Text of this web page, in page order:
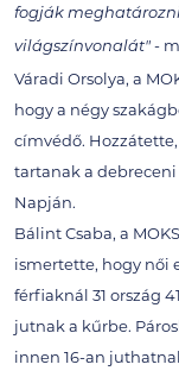
fogják
világszínvonalát" -
Váradi Orsolya, a
hogy a négy
címvédő.
tartanak a debreceni
Napján.
Bálint Csaba, a
ismertette, hogy női
férfiaknál 31 ország
jutnak a kűrbe.
innen 16-an